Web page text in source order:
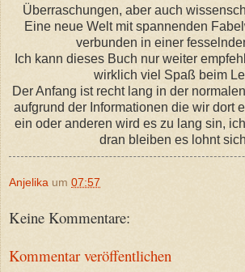
Überraschungen, aber auch
Eine neue Welt mit spannenden
verbunden in einer
Ich kann dieses Buch nur weiter
wirklich viel Spaß beim
Der Anfang ist recht lang in der
aufgrund der Informationen die wir dort
ein oder anderen wird es zu lang sin,
dran bleiben es lohnt
Anjelika um 07:57
Keine Kommentare:
Kommentar veröffentlichen